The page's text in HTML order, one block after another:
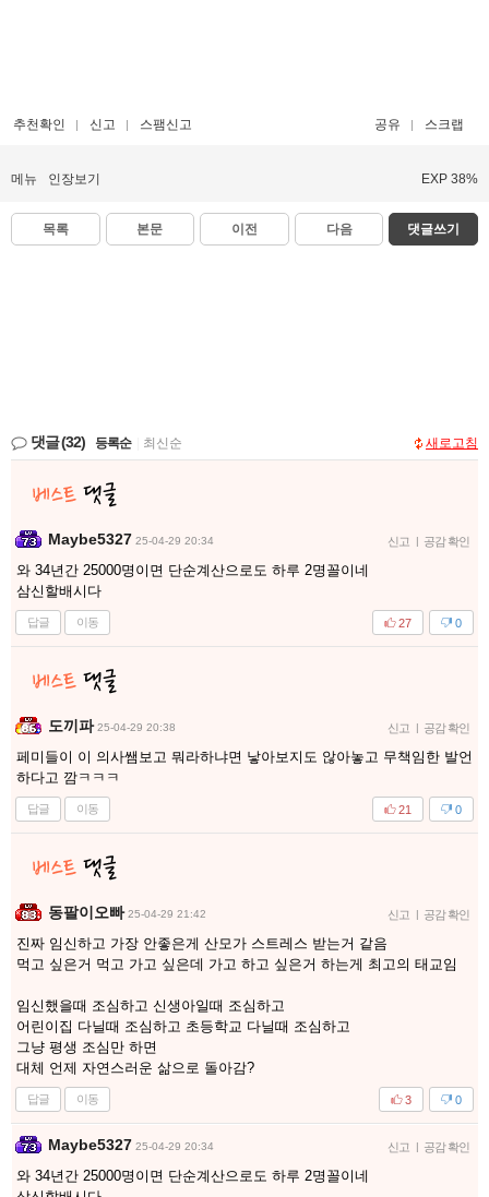
추천확인 신고 스팸신고 공유 스크랩
메뉴 인장보기 EXP 38%
목록 본문 이전 다음 댓글쓰기
댓글(32) 등록순 최신순 새로고침
Maybe5327 25-04-29 20:34 신고 | 공감 확인
와 34년간 25000명이면 단순계산으로도 하루 2명꼴이네
삼신할배시다
답글 이동 0
27
도끼파 25-04-29 20:38 신고 | 공감 확인
페미들이 이 의사쌤보고 뭐라하냐면 낳아보지도 않아놓고 무책임한 발언
하다고 깜ㅋㅋㅋ
답글 이동 0
21
동팔이오빠 25-04-29 21:42 신고 | 공감 확인
진짜 임신하고 가장 안좋은게 산모가 스트레스 받는거 같음
먹고 싶은거 먹고 가고 싶은데 가고 하고 싶은거 하는게 최고의 태교임
임신했을때 조심하고 신생아일때 조심하고
어린이집 다닐때 조심하고 초등학교 다닐때 조심하고
그냥 평생 조심만 하면
대체 언제 자연스러운 삶으로 돌아감?
답글 이동 0
3
Maybe5327 25-04-29 20:34 신고 | 공감 확인
와 34년간 25000명이면 단순계산으로도 하루 2명꼴이네